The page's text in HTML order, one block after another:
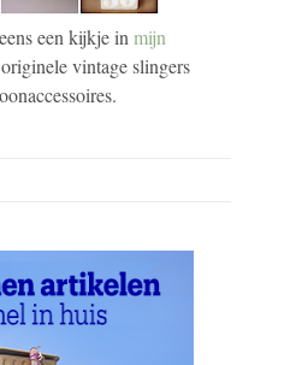
een kijkje inmijn
vintage slingers